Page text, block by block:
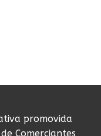
promovida
Comerciantes